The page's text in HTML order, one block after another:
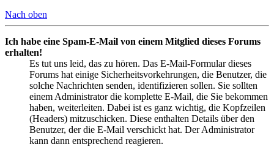
Nach oben
Ich habe eine Spam-E-Mail von einem Mitglied dieses Forums
erhalten!
Es tut uns leid, das zu hören. Das E-Mail-Formular dieses
Forums hat einige Sicherheitsvorkehrungen, die Benutzer, die
solche Nachrichten senden, identifizieren sollen. Sie sollten
einem Administrator die komplette E-Mail, die Sie bekommen
haben, weiterleiten. Dabei ist es ganz wichtig, die Kopfzeilen
(Headers) mitzuschicken. Diese enthalten Details über den
Benutzer, der die E-Mail verschickt hat. Der Administrator
kann dann entsprechend reagieren.